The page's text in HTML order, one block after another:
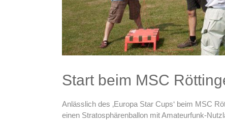
Start beim MSC
Anlässlich des ‚Europa Star Cups‘ beim MSC
einen Stratosphärenballon mit Amateurfunk-